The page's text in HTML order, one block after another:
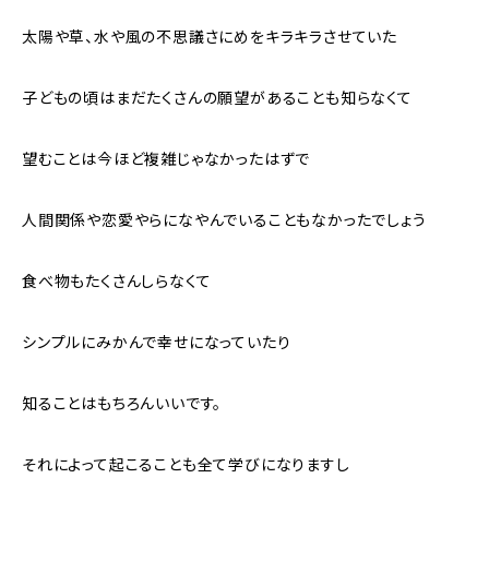
太陽や草、水や風の不思議さにめをキラキラさせていた
子どもの頃はまだたくさんの願望があることも知らなくて
望むことは今ほど複雑じゃなかったはずで
人間関係や恋愛やらになやんでいることもなかったでしょう
食べ物もたくさんしらなくて
シンプルにみかんで幸せになっていたり
知ることはもちろんいいです。
それによって起こることも全て学びになりますし